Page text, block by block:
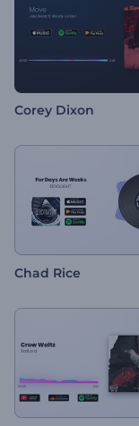
Corey Dixon
Chad Rice